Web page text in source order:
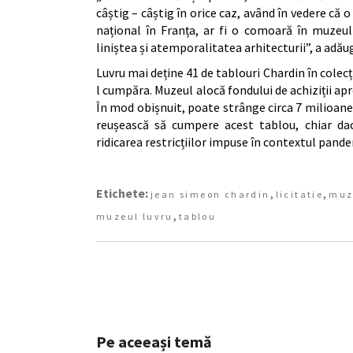
câștig – câștig în orice caz, având în vedere că
național în Franța, ar fi o comoară în
liniștea și atemporalitatea arhitecturii”, a
Luvru mai deține 41 de tablouri Chardin în
l cumpăra. Muzeul alocă fondului de achiziții
În mod obișnuit, poate strânge circa 7
reușească să cumpere acest tablou, chiar
ridicarea restricțiilor impuse în contextul
Etichete: jean simeon chardin , licitatie ,
muzeul luvru , tablou
Pe aceeași temă